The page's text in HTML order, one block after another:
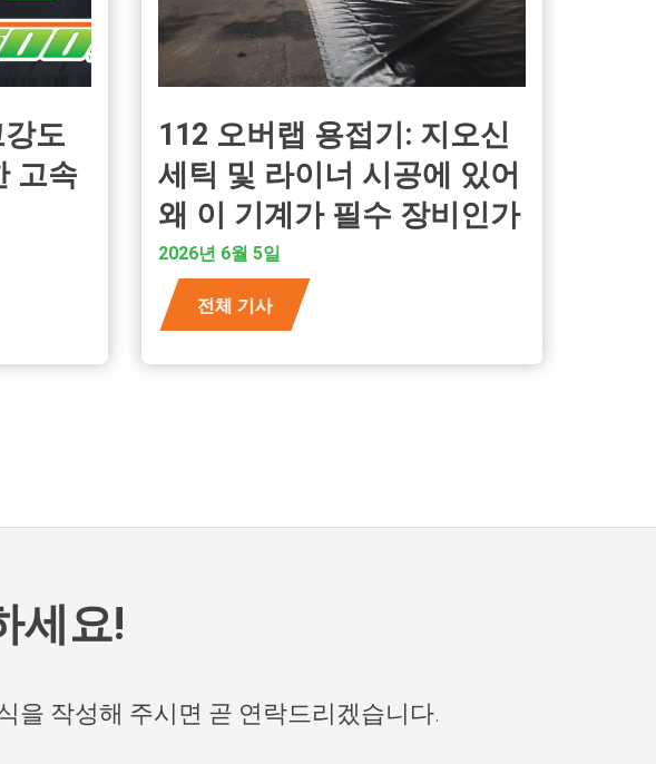
도
고속
112 오버랩 용접기: 지오신
세틱 및 라이너 시공에 있어
왜 이 기계가 필수 장비인가
2026년 6월 5일
전체 기사
세요!
을 작성해 주시면 곧 연락드리겠습니다.